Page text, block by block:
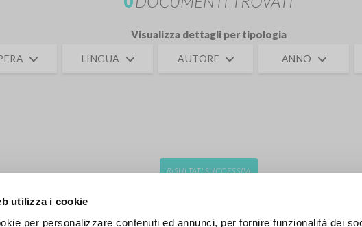
utilizza i cookie
per personalizzare contenuti ed annunci, per fornire funzionalità dei
Visualizza dettagli per tipologia
LINGUA AUTORE ANNO
RISULTATI SUCCESSIVI